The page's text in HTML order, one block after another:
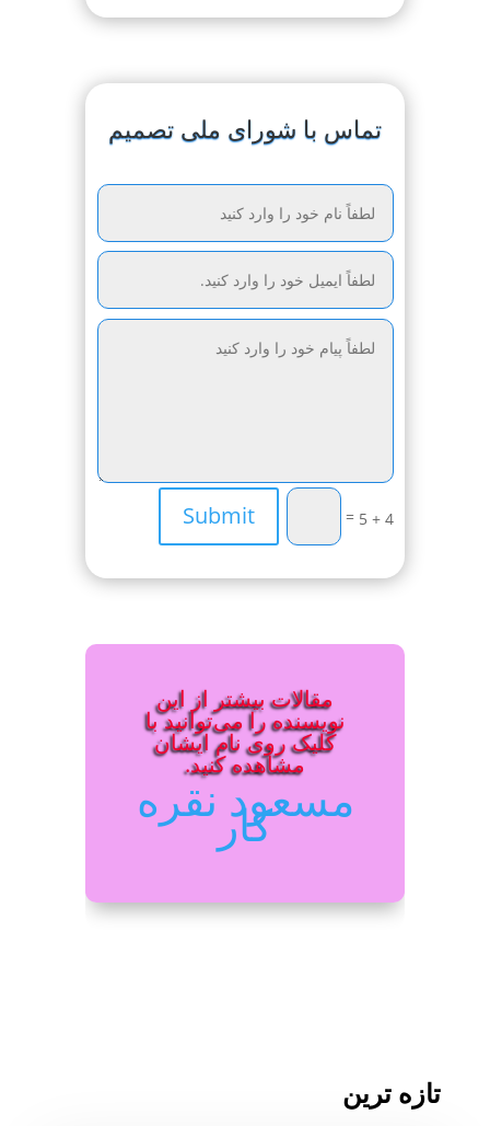
تماس با شورای ملی تصمیم
4 + 5
=
Submit
مقالات بیشتر از این
نویسنده را می‌توانید با
کلیک روی نام ایشان
مشاهده کنید.
مسعود نقره
کار
تازه ترین